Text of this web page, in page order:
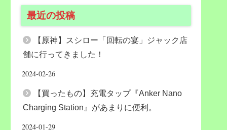
最近の投稿
【原神】スシロー「回転の宴」ジャック店
舗に行ってきました！
2024-02-26
【買ったもの】充電タップ『Anker Nano
Charging Station』があまりに便利。
2024-01-29